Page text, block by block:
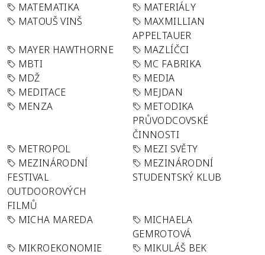
MATEMATIKA
MATERIÁLY
MATOUŠ VINŠ
MAXMILLIAN
APPELTAUER
MAYER HAWTHORNE
MAZLÍČCI
MBTI
MC FABRIKA
MDŽ
MEDIA
MEDITACE
MEJDAN
MENZA
METODIKA
PRŮVODCOVSKÉ
ČINNOSTI
METROPOL
MEZI SVĚTY
MEZINÁRODNÍ
FESTIVAL
OUTDOOROVÝCH
FILMŮ
MEZINÁRODNÍ
STUDENTSKÝ KLUB
MICHA MAREDA
MICHAELA
GEMROTOVÁ
MIKROEKONOMIE
MIKULÁŠ BEK